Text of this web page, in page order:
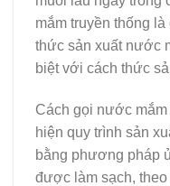
mắm truyền thống
thức sản xuất nước
biệt với cách thức
Cách gọi nước
hiện quy trình sản
bằng phương pháp
được làm sạch,